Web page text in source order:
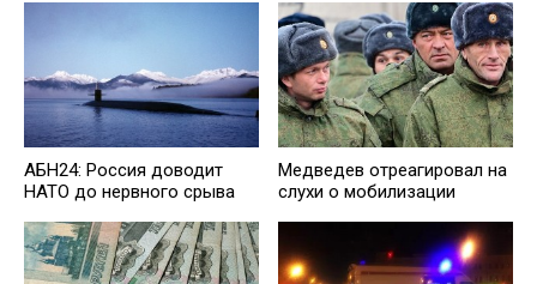
АБН24: Россия доводит
НАТО до нервного срыва
Медведев отреагировал на
слухи о мобилизации